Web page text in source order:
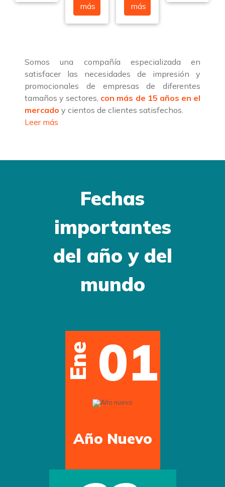
más
más
Somos una compañía especializada en
satisfacer las necesidades de impresión y
promocionales de empresas de diferentes
tamaños y sectores, con más de 15 años en el
mercado y cientos de clientes satisfechos.
Leer más
Fechas
importantes
del año y del
mundo
May
12
Día de la Madre